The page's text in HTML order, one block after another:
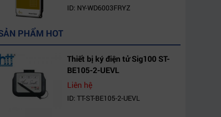
ID: NY-WD6003FRYZ
PHẨM HOT
Thiết bị ký điện tử Sig100 ST-
BE105-2-UEVL
Liên hệ
ID: TT-ST-BE105-2-UEVL